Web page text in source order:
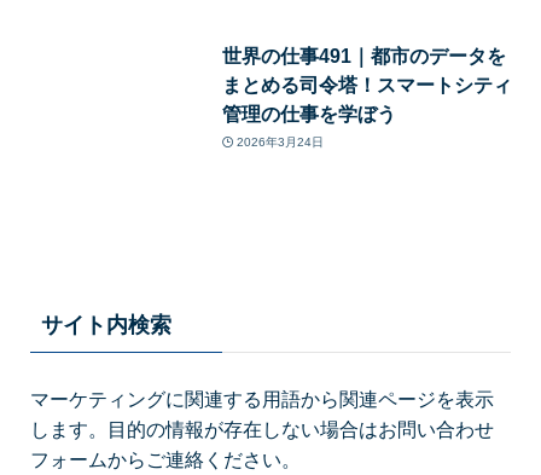
世界の仕事491｜都市のデータを
まとめる司令塔！スマートシティ
管理の仕事を学ぼう
2026年3月24日
サイト内検索
マーケティングに関連する用語から関連ページを表示
します。目的の情報が存在しない場合はお問い合わせ
フォームからご連絡ください。